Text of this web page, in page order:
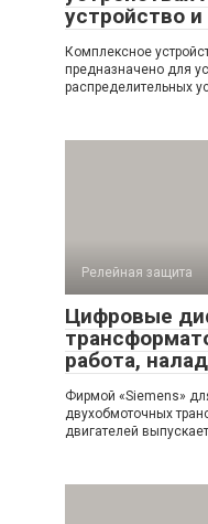
устройство
Комплексное
предназначено для
распределительных
Релейная защита
Цифровые
работа,
Фирмой «Siemens»
двухобмоточных
двигателей